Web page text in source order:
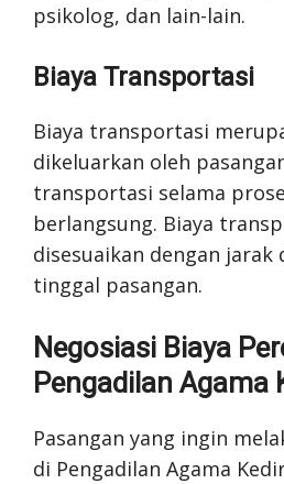
psikolog, dan lain-lain.
Biaya Transportasi
Biaya transportasi
dikeluarkan oleh
transportasi selama
berlangsung. Biaya
disesuaikan dengan
tinggal pasangan.
Negosiasi Biaya
Pengadilan Agama
Pasangan yang ingin
di Pengadilan Agama